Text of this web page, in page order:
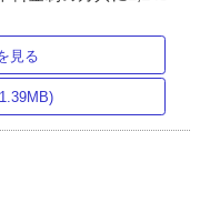
見る